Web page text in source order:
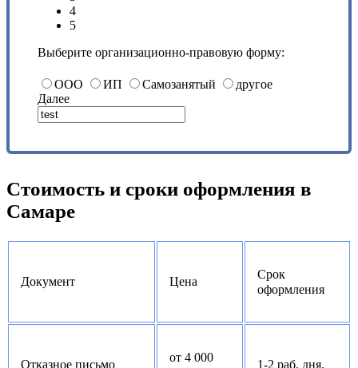
4
5
Выберите организационно-правовую форму:
ООО ИП Самозанятый
другое
Далее
Стоимость и сроки оформления в
Самаре
Документ Цена
Срок
оформления
Отказное письмо
от 4 000
1-2 раб. дня.